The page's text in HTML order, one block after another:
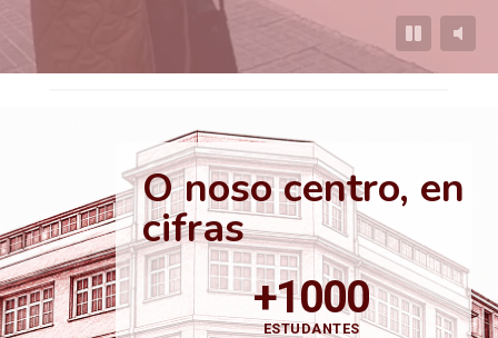
O noso centro, en
cifras
+1000
ESTUDANTES